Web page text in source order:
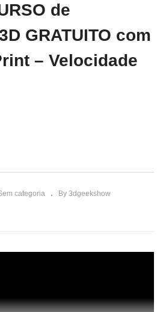
de
GRATUITO com
– Velocidade
categoria By 3dgeekshow